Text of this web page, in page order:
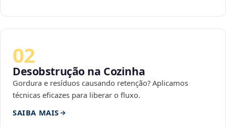
02
Desobstrução na Cozinha
Gordura e resíduos causando retenção? Aplicamos
técnicas eficazes para liberar o fluxo.
SAIBA MAIS